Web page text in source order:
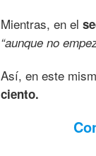
Mientras, en el
“aunque no
Así, en este
ciento.